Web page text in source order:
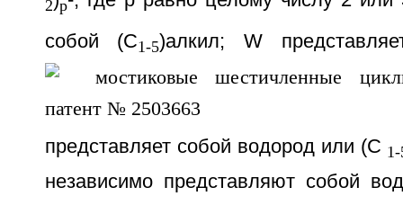
2 р
собой (С1-5)алкил; W
представляет собой водород или (C
независимо представляют собой